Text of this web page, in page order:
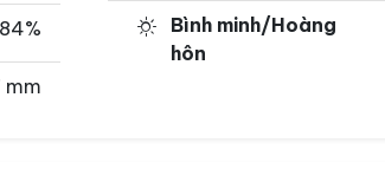
84%
mm
Bình minh/Hoàng
hôn